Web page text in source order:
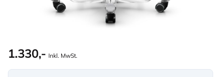
1.330,- Inkl. MwSt.